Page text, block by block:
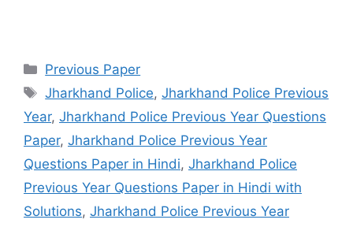
Categories
Previous Paper
Tags
Jharkhand Police,Jharkhand Police Previous
Year, Jharkhand Police Previous Year Questions
Paper, Jharkhand Police Previous Year
Questions Paper in Hindi, Jharkhand Police
Previous Year Questions Paper in Hindi with
Solutions, Jharkhand Police Previous Year